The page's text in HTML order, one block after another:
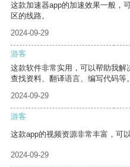
这款加速器app的加速效果一般，
区的线路。
2024-09-29
游客
这款软件非常实用，可以帮助我
查找资料、翻译语言、编写代码等。
2024-09-29
游客
这款app的视频资源非常丰富，可
2024-09-29